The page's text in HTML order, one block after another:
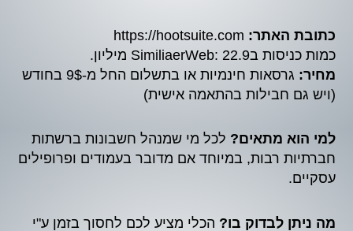
כתובת האתר:
כמות כניסות בSimiliaerWeb: 22.9 מיליון.
מחיר:
גרסאות חינמיות או בתשלום החל מ-9$ בחודש
(ויש גם חבילות בהתאמה אישית)
למי הוא מתאים? לכל מי שמנהל חשבונות ברשתות
חברתיות רבות, במיוחד אם מדובר בעמודים ופרופילים
עסקיים.
מה ניתן לבדוק בו? הכלי מציע לכם לחסוך בזמן ע"י